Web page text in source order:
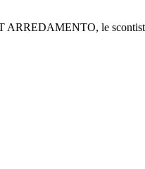
ARREDAMENTO, le